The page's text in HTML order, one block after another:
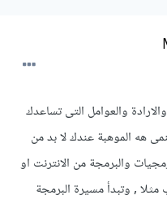
والعوامل التى تساعدك
هه الموهبة عندك لا بد من
والبرمجة من الانترنت او
مثلا , وتبدأ مسيرة البرمجة